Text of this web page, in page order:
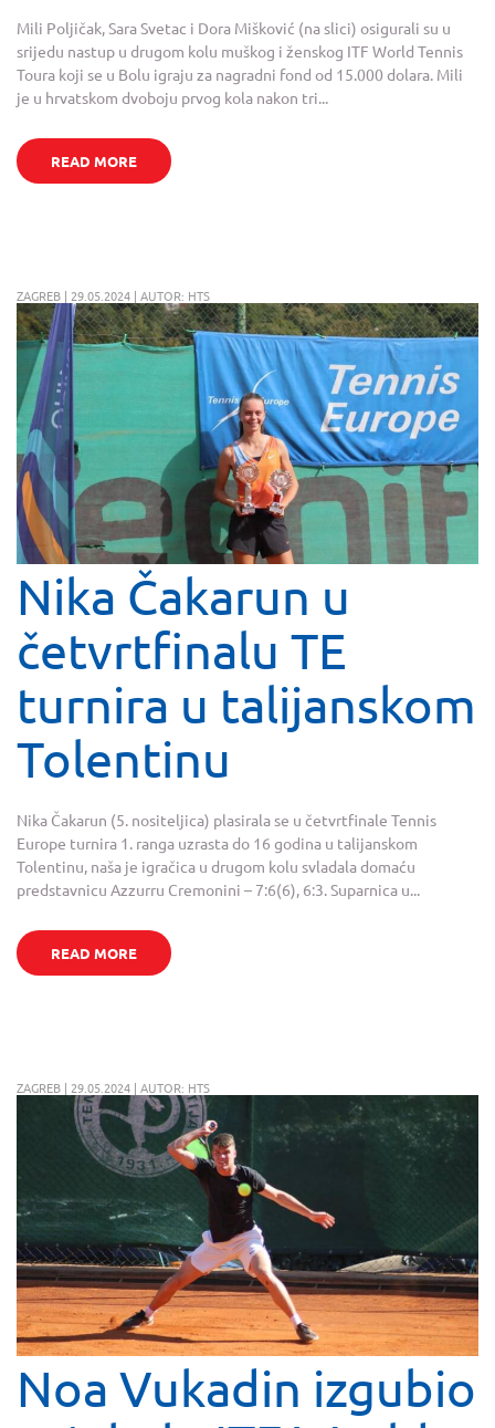
Mili Poljičak, Sara Svetac i Dora Mišković (na slici) osigurali su u
srijedu nastup u drugom kolu muškog i ženskog ITF World Tennis
Toura koji se u Bolu igraju za nagradni fond od 15.000 dolara. Mili
je u hrvatskom dvoboju prvog kola nakon tri...
READ MORE
ZAGREB | 29.05.2024 | AUTOR: HTS
Nika Čakarun u
četvrtfinalu TE
turnira u talijanskom
Tolentinu
Nika Čakarun (5. nositeljica) plasirala se u četvrtfinale Tennis
Europe turnira 1. ranga uzrasta do 16 godina u talijanskom
Tolentinu, naša je igračica u drugom kolu svladala domaću
predstavnicu Azzurru Cremonini – 7:6(6), 6:3. Suparnica u...
READ MORE
ZAGREB | 29.05.2024 | AUTOR: HTS
Noa Vukadin izgubio